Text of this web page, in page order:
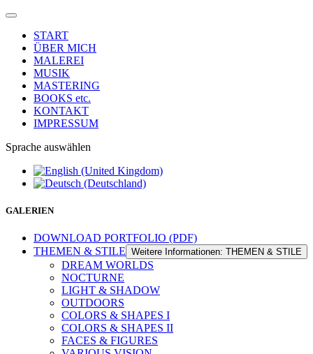
START
ÜBER MICH
MALEREI
MUSIK
MASTERING
BOOKS etc.
KONTAKT
IMPRESSUM
Sprache auswählen
GALERIEN
DOWNLOAD PORTFOLIO (PDF)
THEMEN & STILE Weitere Informationen: THEMEN & STILE
DREAM WORLDS
NOCTURNE
LIGHT & SHADOW
OUTDOORS
COLORS & SHAPES I
COLORS & SHAPES II
FACES & FIGURES